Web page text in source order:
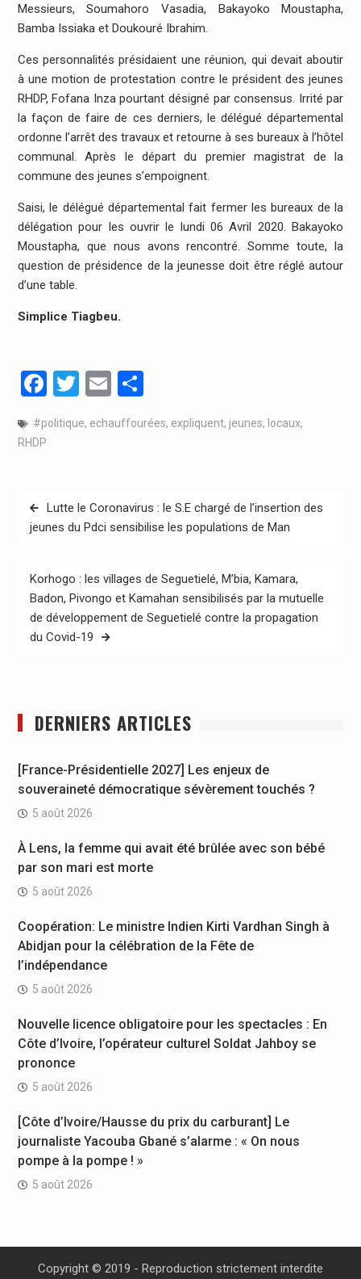
Messieurs, Soumahoro Vasadia, Bakayoko Moustapha,
Bamba Issiaka et Doukouré Ibrahim.
Ces personnalités présidaient une réunion, qui devait aboutir
à une motion de protestation contre le président des jeunes
RHDP, Fofana Inza pourtant désigné par consensus. Irrité par
la façon de faire de ces derniers, le délégué départemental
ordonne l’arrêt des travaux et retourne à ses bureaux à l’hôtel
communal. Après le départ du premier magistrat de la
commune des jeunes s’empoignent.
Saisi, le délégué départemental fait fermer les bureaux de la
délégation pour les ouvrir le lundi 06 Avril 2020. Bakayoko
Moustapha, que nous avons rencontré. Somme toute, la
question de présidence de la jeunesse doit être réglé autour
d’une table.
Simplice Tiagbeu.
Facebook
Twitter
EmailPartager
#politique, echauffourées, expliquent, jeunes, locaux,
RHDP
Navigation
de
Lutte le Coronavirus : le S.E chargé de l’insertion des
jeunes du Pdci sensibilise les populations de Man
Korhogo : les villages de Seguetielé, M’bia, Kamara,
Badon, Pivongo et Kamahan sensibilisés par la mutuelle
de développement de Seguetielé contre la propagation
du Covid-19
DERNIERS ARTICLES
[France-Présidentielle 2027] Les enjeux de
souveraineté démocratique sévèrement touchés ?
5 août 2026
À Lens, la femme qui avait été brûlée avec son bébé
par son mari est morte
5 août 2026
Coopération: Le ministre Indien Kirti Vardhan Singh à
Abidjan pour la célébration de la Fête de
l’indépendance
5 août 2026
Nouvelle licence obligatoire pour les spectacles : En
Côte d’Ivoire, l’opérateur culturel Soldat Jahboy se
prononce
5 août 2026
[Côte d’Ivoire/Hausse du prix du carburant] Le
journaliste Yacouba Gbané s’alarme : « On nous
pompe à la pompe ! »
5 août 2026
Copyright © 2019 - Reproduction strictement interdite